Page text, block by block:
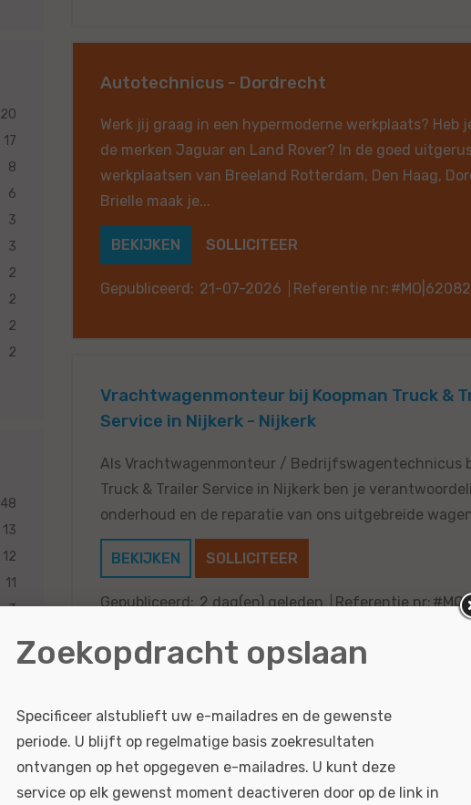
Autotechnicus - Dordrecht
Werk jij graag in een hypermoderne werkplaats? Heb
de merken Jaguar en Land Rover? In de goed
werkplaatsen van Breeland Rotterdam, Den Haag,
Brielle maak je...
BEKIJKEN SOLLICITEER
Gepubliceerd: 21-07-2026 Referentie nr: #MO|62082
Vrachtwagenmonteur bij Koopman Truck &
Service in Nijkerk - Nijkerk
Als Vrachtwagenmonteur / Bedrijfswagentechnicus
Truck & Trailer Service in Nijkerk ben je
onderhoud en de reparatie van ons uitgebreide
BEKIJKEN SOLLICITEER
Gepubliceerd:2 dag(en) geleden Referentie nr:
Accountmanager Zakelijk markt - Utrecht
Account Manager Zakelijke markt, voor Stam ter
merken Renault, Nissan, Dacia, Alpine, Mitsubishi
20
17
8
6
3
3
2
2
2
2
48
13
12
11
3
Zoekopdracht opslaan
Specificeer alstublieft uw e-mailadres en de gewenste
periode. U blijft op regelmatige basis zoekresultaten
ontvangen op het opgegeven e-mailadres. U kunt deze
service op elk gewenst moment deactiveren door op de link in